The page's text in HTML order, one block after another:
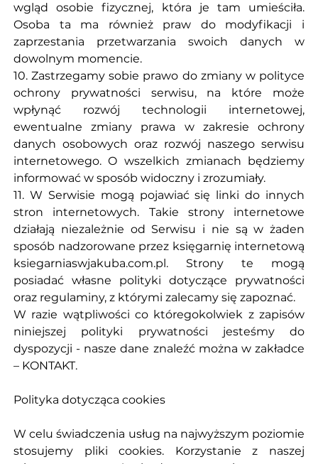
wgląd osobie fizycznej, która je tam umieściła.
Osoba ta ma również praw do modyfikacji i
zaprzestania przetwarzania swoich danych w
dowolnym momencie.
10. Zastrzegamy sobie prawo do zmiany w polityce
ochrony prywatności serwisu, na które może
wpłynąć rozwój technologii internetowej,
ewentualne zmiany prawa w zakresie ochrony
danych osobowych oraz rozwój naszego serwisu
internetowego. O wszelkich zmianach będziemy
informować w sposób widoczny i zrozumiały.
11. W Serwisie mogą pojawiać się linki do innych
stron internetowych. Takie strony internetowe
działają niezależnie od Serwisu i nie są w żaden
sposób nadzorowane przez księgarnię internetową
ksiegarniaswjakuba.com.pl. Strony te mogą
posiadać własne polityki dotyczące prywatności
oraz regulaminy, z którymi zalecamy się zapoznać.
W razie wątpliwości co któregokolwiek z zapisów
niniejszej polityki prywatności jesteśmy do
dyspozycji - nasze dane znaleźć można w zakładce
– KONTAKT.
Polityka dotycząca cookies
W celu świadczenia usług na najwyższym poziomie
stosujemy pliki cookies. Korzystanie z naszej